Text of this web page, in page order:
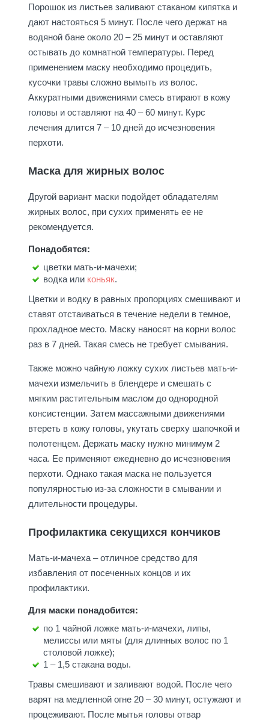
Порошок из листьев заливают стаканом кипятка и
дают настояться 5 минут. После чего держат на
водяной бане около 20 – 25 минут и оставляют
остывать до комнатной температуры. Перед
применением маску необходимо процедить,
кусочки травы сложно вымыть из волос.
Аккуратными движениями смесь втирают в кожу
головы и оставляют на 40 – 60 минут. Курс
лечения длится 7 – 10 дней до исчезновения
перхоти.
Маска для жирных волос
Другой вариант маски подойдет обладателям
жирных волос, при сухих применять ее не
рекомендуется.
Понадобятся:
цветки мать-и-мачехи;
водка или коньяк.
Цветки и водку в равных пропорциях смешивают и
ставят отстаиваться в течение недели в темное,
прохладное место. Маску наносят на корни волос
раз в 7 дней. Такая смесь не требует смывания.
Также можно чайную ложку сухих листьев мать-и-
мачехи измельчить в блендере и смешать с
мягким растительным маслом до однородной
консистенции. Затем массажными движениями
втереть в кожу головы, укутать сверху шапочкой и
полотенцем. Держать маску нужно минимум 2
часа. Ее применяют ежедневно до исчезновения
перхоти. Однако такая маска не пользуется
популярностью из-за сложности в смывании и
длительности процедуры.
Профилактика секущихся кончиков
Мать-и-мачеха – отличное средство для
избавления от посеченных концов и их
профилактики.
Для маски понадобится:
по 1 чайной ложке мать-и-мачехи, липы,
мелиссы или мяты (для длинных волос по 1
столовой ложке);
1 – 1,5 стакана воды.
Травы смешивают и заливают водой. После чего
варят на медленной огне 20 – 30 минут, остужают и
процеживают. После мытья головы отвар